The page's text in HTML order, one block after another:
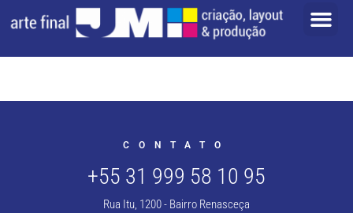
CONTATO
+55 31 999 58 10 95
Rua Itu, 1200 - Bairro Renasceça